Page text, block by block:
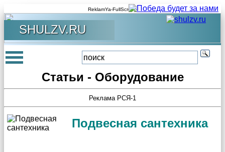
ReklamYa-FullScreen
SHULZV.RU
Статьи - Оборудование
Реклама РСЯ-1
Подвесная сантехника